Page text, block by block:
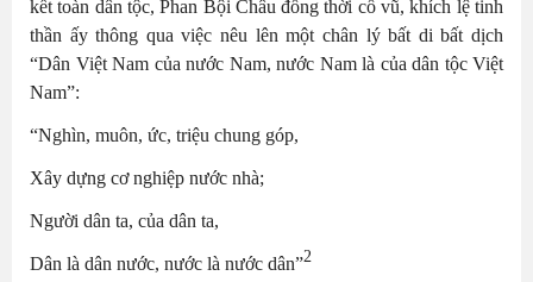
kết toàn dân tộc, Phan Bội Châu đồng thời cổ vũ, khích lệ tinh
thần ấy thông qua việc nêu lên một chân lý bất di bất dịch
“Dân Việt Nam của nước Nam, nước Nam là của dân tộc Việt
Nam”:
“Nghìn, muôn, ức, triệu chung góp,
Xây dựng cơ nghiệp nước nhà;
Người dân ta, của dân ta,
Dân là dân nước, nước là nước dân”2